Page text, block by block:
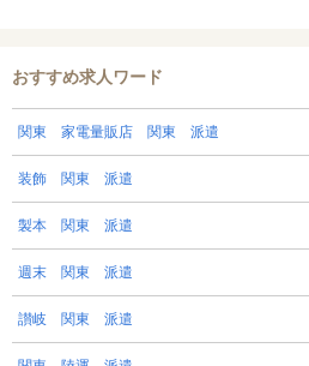
おすすめ求人ワード
関東 家電量販店 関東 派遣
装飾 関東 派遣
製本 関東 派遣
週末 関東 派遣
讃岐 関東 派遣